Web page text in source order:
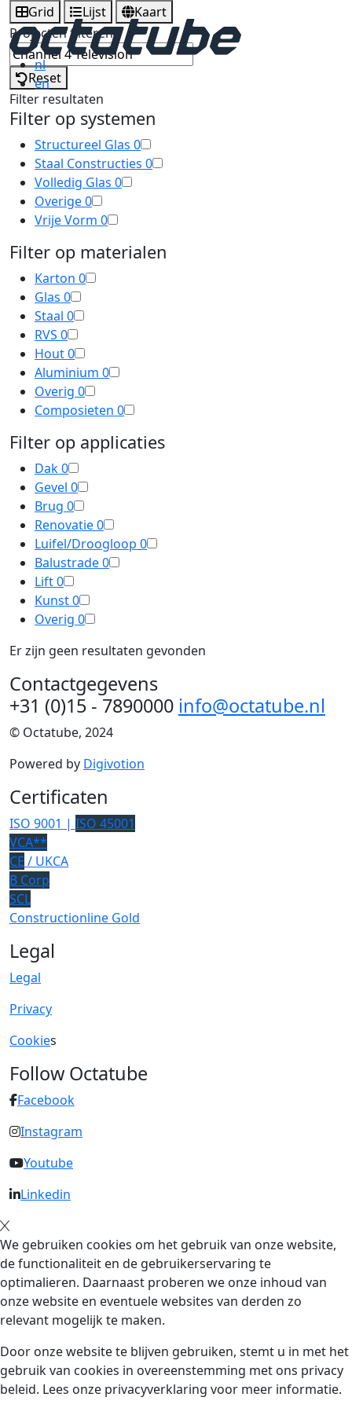
nl
en
Grid Lijst
Kaart
Projecten filteren
Reset
Filter resultaten
Filter op systemen
Structureel Glas 0
Staal Constructies 0
Volledig Glas 0
Overige0
Vrije Vorm 0
Filter op materialen
Karton 0
Glas 0
Staal 0
RVS 0
Hout0
Aluminium 0
Overig 0
Composieten 0
Filter op applicaties
Dak0
Gevel 0
Brug 0
Renovatie0
Luifel/Droogloop 0
Balustrade0
Lift0
Kunst0
Overig 0
Er zijn geen resultaten gevonden
Contactgegevens
+31 (0)15 - 7890000 info@octatube.nl
© Octatube, 2024
Powered by Digivotion
Certificaten
ISO 9001 | ISO 45001
VCA**
CE / UKCA
B Corp
SCL
Constructionline Gold
Legal
Legal
Privacy
Cookies
Follow Octatube
Facebook
Instagram
Youtube
Linkedin
We gebruiken cookies om het gebruik van onze website,
de functionaliteit en de gebruikerservaring te
optimalieren. Daarnaast proberen we onze inhoud van
onze website en eventuele websites van derden zo
relevant mogelijk te maken.
Door onze website te blijven gebruiken, stemt u in met het
gebruik van cookies in overeenstemming met ons privacy
beleid. Lees onze privacyverklaring voor meer informatie.